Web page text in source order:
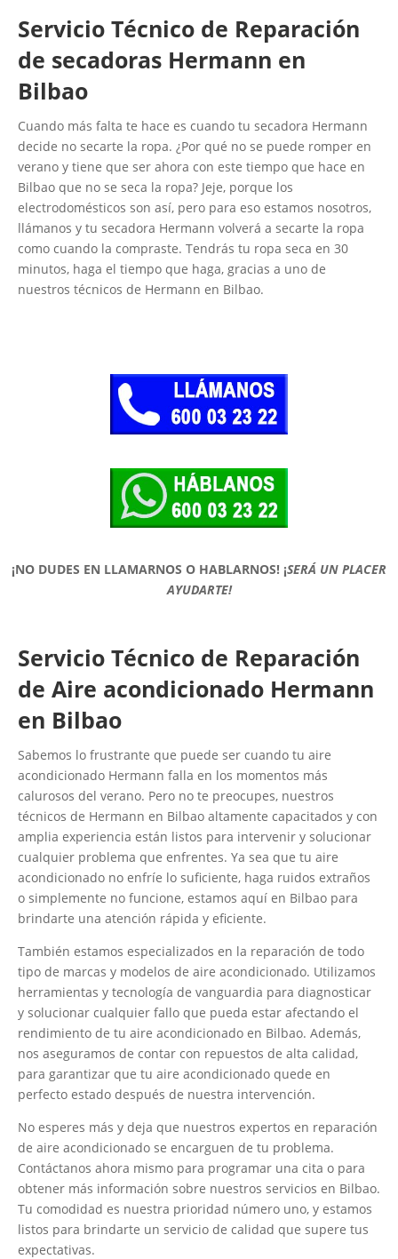
Servicio Técnico de Reparación
de secadoras Hermann en
Bilbao
Cuando más falta te hace es cuando tu secadora Hermann
decide no secarte la ropa. ¿Por qué no se puede romper en
verano y tiene que ser ahora con este tiempo que hace en
Bilbao que no se seca la ropa? Jeje, porque los
electrodomésticos son así, pero para eso estamos nosotros,
llámanos y tu secadora Hermann volverá a secarte la ropa
como cuando la compraste. Tendrás tu ropa seca en 30
minutos, haga el tiempo que haga, gracias a uno de
nuestros técnicos de Hermann en Bilbao.
¡NO DUDES EN LLAMARNOS O HABLARNOS! ¡SERÁ UN PLACER
AYUDARTE!
Servicio Técnico de Reparación
de Aire acondicionado Hermann
en Bilbao
Sabemos lo frustrante que puede ser cuando tu aire
acondicionado Hermann falla en los momentos más
calurosos del verano. Pero no te preocupes, nuestros
técnicos de Hermann en Bilbao altamente capacitados y con
amplia experiencia están listos para intervenir y solucionar
cualquier problema que enfrentes. Ya sea que tu aire
acondicionado no enfríe lo suficiente, haga ruidos extraños
o simplemente no funcione, estamos aquí en Bilbao para
brindarte una atención rápida y eficiente.
También estamos especializados en la reparación de todo
tipo de marcas y modelos de aire acondicionado. Utilizamos
herramientas y tecnología de vanguardia para diagnosticar
y solucionar cualquier fallo que pueda estar afectando el
rendimiento de tu aire acondicionado en Bilbao. Además,
nos aseguramos de contar con repuestos de alta calidad,
para garantizar que tu aire acondicionado quede en
perfecto estado después de nuestra intervención.
No esperes más y deja que nuestros expertos en reparación
de aire acondicionado se encarguen de tu problema.
Contáctanos ahora mismo para programar una cita o para
obtener más información sobre nuestros servicios en Bilbao.
Tu comodidad es nuestra prioridad número uno, y estamos
listos para brindarte un servicio de calidad que supere tus
expectativas.